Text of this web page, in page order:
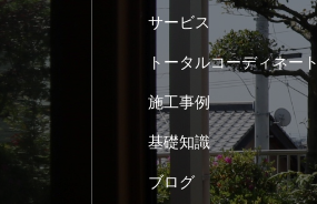
サービス
トータルコーディネート
施工事例
基礎知識
ブログ